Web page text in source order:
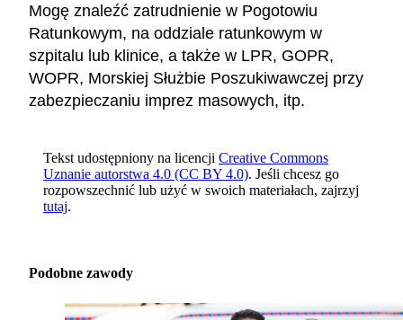
Mogę znaleźć zatrudnienie w Pogotowiu
Ratunkowym, na oddziale ratunkowym w
szpitalu lub klinice, a także w LPR, GOPR,
WOPR, Morskiej Służbie Poszukiwawczej przy
zabezpieczaniu imprez masowych, itp.
Tekst udostępniony na licencji Creative Commons
Uznanie autorstwa 4.0 (CC BY 4.0). Jeśli chcesz go
rozpowszechnić lub użyć w swoich materiałach, zajrzyj
tutaj.
Podobne zawody